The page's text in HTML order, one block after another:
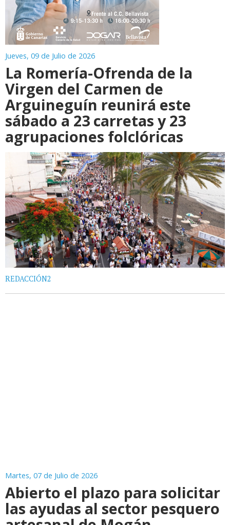
Jueves, 09 de Julio de 2026
La Romería-Ofrenda de la
Virgen del Carmen de
Arguineguín reunirá este
sábado a 23 carretas y 23
agrupaciones folclóricas
REDACCIÓN2
Martes, 07 de Julio de 2026
Abierto el plazo para solicitar
las ayudas al sector pesquero